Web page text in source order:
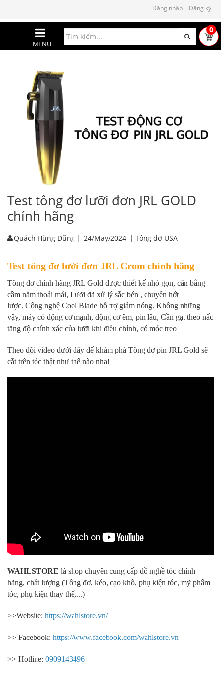
Đăng nhập Đăng ký
MENU
0
Test tông đơ lưỡi đơn JRL GOLD
chính hãng
Quách Hùng Dũng | 24/May/2024 | Tông đơ USA
Test tông đơ lưỡi đơn JRL Crom chính hãng
Tông đơ chính hãng JRL Gold được thiết kế nhỏ gọn, cân bằng
cầm nắm thoải mái, Lưỡi đã xử lý sắc bén , chuyên hớt
lược. Công nghệ Cool Blade hỗ trợ giảm nóng. Không những
vậy, máy có động cơ mạnh, động cơ êm, pin lâu, Cần gạt theo nấc
tăng độ chính xác của lưỡi khi điều chỉnh, có móc treo
Theo dõi video dưới đây để khám phá Tông đơ pin JRL Gold sẽ
cắt trên tóc thật như thế nào nha!
WAHLSTORE là shop chuyên cung cấp đồ nghề tóc chính
hãng, chất lượng (Tông đơ, kéo, cạo khô, phụ kiện tóc, mỹ phẩm
tóc, phụ kiện thay thế,...)
>>Website: https://wahlstore.vn/
>> Facebook: https://www.facebook.com/wahlstore.vn
>> Hotline: 0909143496